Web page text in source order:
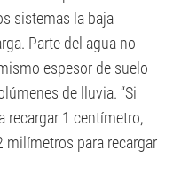
sistemas la baja
Parte del agua no
espesor de suelo
de lluvia. “Si
recargar 1 centímetro,
milímetros para recargar